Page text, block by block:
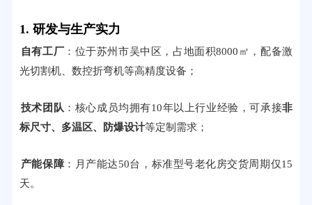
1. 研发与生产实力
自有工厂 ：位于苏州市吴中区，占地面积8000㎡，配备激
光切割机、数控折弯机等高精度设备；
技术团队 ：核心成员均拥有10年以上行业经验，可承接非
标尺寸、多温区、防爆设计等定制需求；
产能保障 ：月产能达50台，标准型号老化房交货周期仅15
天。